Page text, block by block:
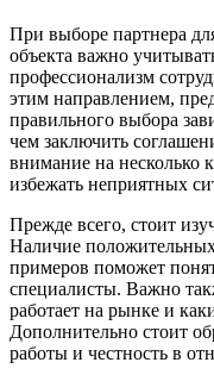
При выборе партнера
объекта важно
профессионализм
этим направлением,
правильного выбора
чем заключить
внимание на несколько
избежать неприятных
Прежде всего, стоит
Наличие
примеров поможет
специалисты. Важно
работает на рынке и
Дополнительно стоит
работы и честность в